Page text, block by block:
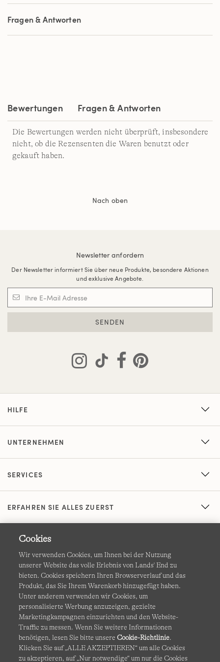
5
Sternen,
Durchschnittswert
Bewertung.
Fragen & Antworten
Bewertungen Fragen & Antworten
Die Bewertungen werden nicht überprüft, insbesondere
nicht, ob die Rezensenten die Waren benutzt oder
gekauft haben.
Nach oben
Newsletter anfordern
Der Newsletter informiert Sie über neue Produkte, besondere Aktionen
und exklusive Angebote.
SENDEN
HILFE
UNTERNEHMEN
SERVICES
ERFAHREN SIE ALLES ZUERST
AGB Datenschutz & Sicherheit
Cookies Ich möchte auswählen Barrierefreiheit
Site Map Internationale Websites
Cookies
Wir verwenden Cookies, um Ihnen bei der Nutzung
unserer Website das volle Erlebnis von Lands' End zu
bieten. Cookies speichern Ihren Browserverlauf und das
Produkt, das Sie Ihrem Warenkorb hinzugefügt haben.
Unter anderem verwenden wir Cookies, um
personalisierte Werbung anzuzeigen, gezielte
Marketingkampagnen einzurichten und den Website-
Traffic zu messen. Wenn Sie weitere Informationen
benötigen, lesen Sie bitte unsereCookie-Richtlinie.
Klicken Sie auf „ALLE AKZEPTIEREN“ um alle Cookies
zu akzeptieren, auf „Nur notwendige“ um nur die Cookies